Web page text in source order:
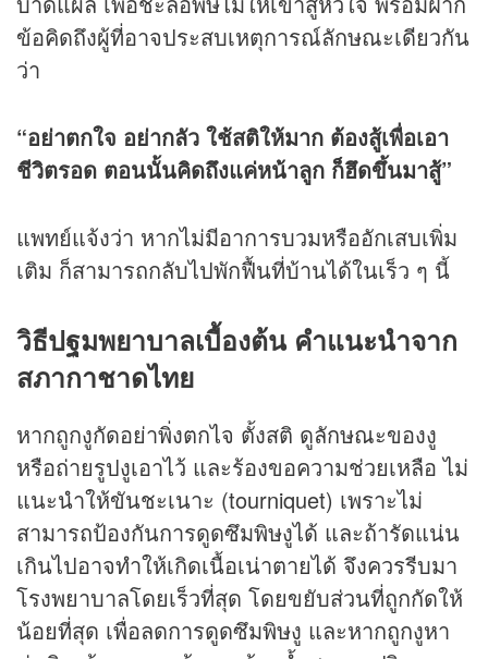
ข้อคิดถึงผู้ที่อาจประสบเหตุการณ์ลักษณะเดียวกัน
ว่า
“อย่าตกใจ อย่ากลัว ใช้สติให้มาก ต้องสู้เพื่อเอา
ชีวิตรอด ตอนนั้นคิดถึงแค่หน้าลูก ก็ฮึดขึ้นมาสู้”
แพทย์แจ้งว่า หากไม่มีอาการบวมหรืออักเสบเพิ่ม
เติม ก็สามารถกลับไปพักฟื้นที่บ้านได้ในเร็ว ๆ นี้
วิธีปฐมพยาบาลเบื้องต้น คำแนะนำจาก
สภากาชาดไทย
หากถูกงูกัดอย่าพิ่งตกไจ ตั้งสติ ดูลักษณะของงู
หรือถ่ายรูปงูเอาไว้ และร้องขอความช่วยเหลือ ไม่
แนะนำให้ขันชะเนาะ (tourniquet) เพราะไม่
สามารถป้องกันการดูดซึมพิษงูได้ และถ้ารัดแน่น
เกินไปอาจทำให้เกิดเนื้อเน่าตายได้ จึงควรรีบมา
โรงพยาบาลโดยเร็วที่สุด โดยขยับส่วนที่ถูกกัดให้
น้อยที่สุด เพื่อลดการดูดซึมพิษงู และหากถูกงูหา